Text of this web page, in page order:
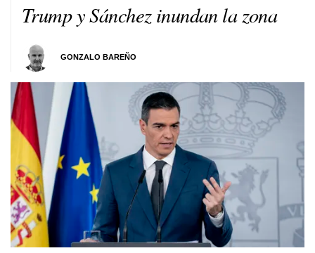
Trump y Sánchez inundan la zona
GONZALO BAREÑO